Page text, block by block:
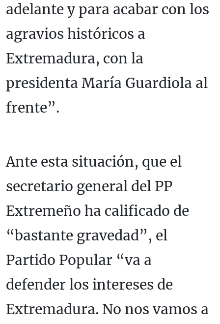
adelante y para acabar con los
agravios históricos a
Extremadura, con la
presidenta María Guardiola al
frente”.
Ante esta situación, que el
secretario general del PP
Extremeño ha calificado de
“bastante gravedad”, el
Partido Popular “va a
defender los intereses de
Extremadura. No nos vamos a